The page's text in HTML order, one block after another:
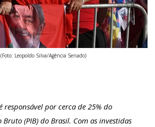
(Foto: Leopoldo Silva/Agência Senado)
responsável por cerca de 25% do
(PIB) do Brasil. Com as investidas